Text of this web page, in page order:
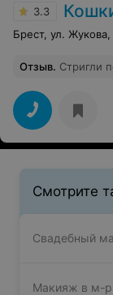
3.3
Брест, ул. Жукова,
Отзыв. Стригли
Смотрите
Свадебный
Макияж в м-